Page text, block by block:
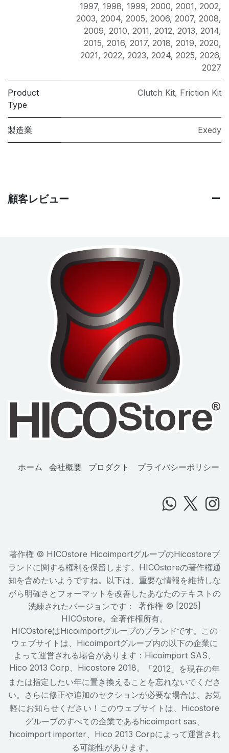
1997, 1998, 1999, 2000, 2001, 2002,
2003, 2004, 2005, 2006, 2007, 2008,
2009, 2010, 2011, 2012, 2013, 2014,
2015, 2016, 2017, 2018, 2019, 2020,
2021, 2022, 2023, 2024, 2025, 2026,
2027
Product
Type
Clutch Kit, Friction Kit
製造業 Exedy
顧客レビュー
ホーム 会社概要 プロダクト プライバシーポリシー
著作権 © HICOstore HicoimportグループのHicostoreブ
ランドに関する権利を保留します。HICOstoreの著作権通
知を含めたいようですね。以下は、重要な情報を維持しな
がら明確さとフォーマットを改善したあなたのテキストの
洗練されたバージョンです：
著作権 © [2025]
HICOstore。全著作権所有。
HICOstoreはHicoimportグループのブランドです。この
ウェブサイトは、Hicoimportグループ内の以下の企業に
よって運営される場合があります：Hicoimport SAS、
Hico 2013 Corp、Hicostore 2018。
「2012」を現在の年
または指定したい年に置き換えることを忘れないでくださ
い。さらに修正や追加のセクションが必要な場合は、お気
軽にお知らせください！このウェブサイトは、Hicostore
グループのすべての企業であるhicoimport sas、
hicoimport importer、Hico 2013 Corpによって運営され
る可能性があります。